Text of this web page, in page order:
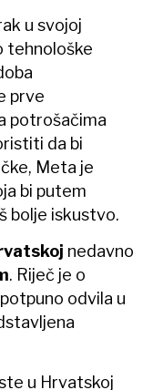
u svojoj
tehnološke
prve
potrošačima
da bi
Meta je
bi putem
bolje iskustvo.
nedavno
. Riječ je o
odvila u
u Hrvatskoj